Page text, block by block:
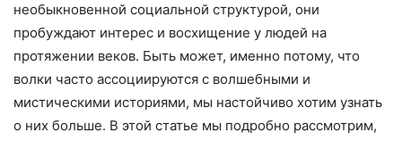
необыкновенной социальной структурой, они
пробуждают интерес и восхищение у людей на
протяжении веков. Быть может, именно потому, что
волки часто ассоциируются с волшебными и
мистическими историями, мы настойчиво хотим узнать
о них больше. В этой статье мы подробно рассмотрим,